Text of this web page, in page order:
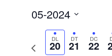
05-2024
Previous
DL
20 DT
21 DC
22